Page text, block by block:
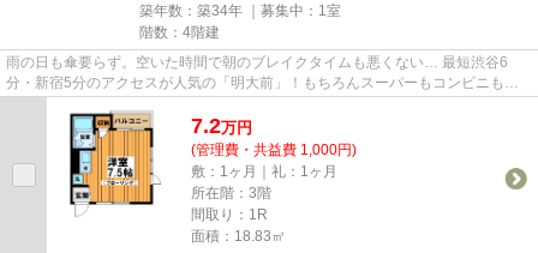
築年数：築34年 ｜募集中： 1室
階数：4階建
雨の日も傘要らず。空いた時間で朝のブレイクタイムも悪くない… 最短渋谷6
分・新宿5分のアクセスが人気の「明大前」！もちろんスーパーもコンビニもド
ラッグストアも飲食店も…想像以上...
7.2万円
(管理費・共益費 1,000円)
敷：1ヶ月｜礼：1ヶ月
所在階：3階
間取り：1R
面積：18.83㎡